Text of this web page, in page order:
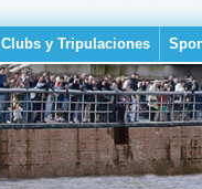
Clubs y Tripulaciones